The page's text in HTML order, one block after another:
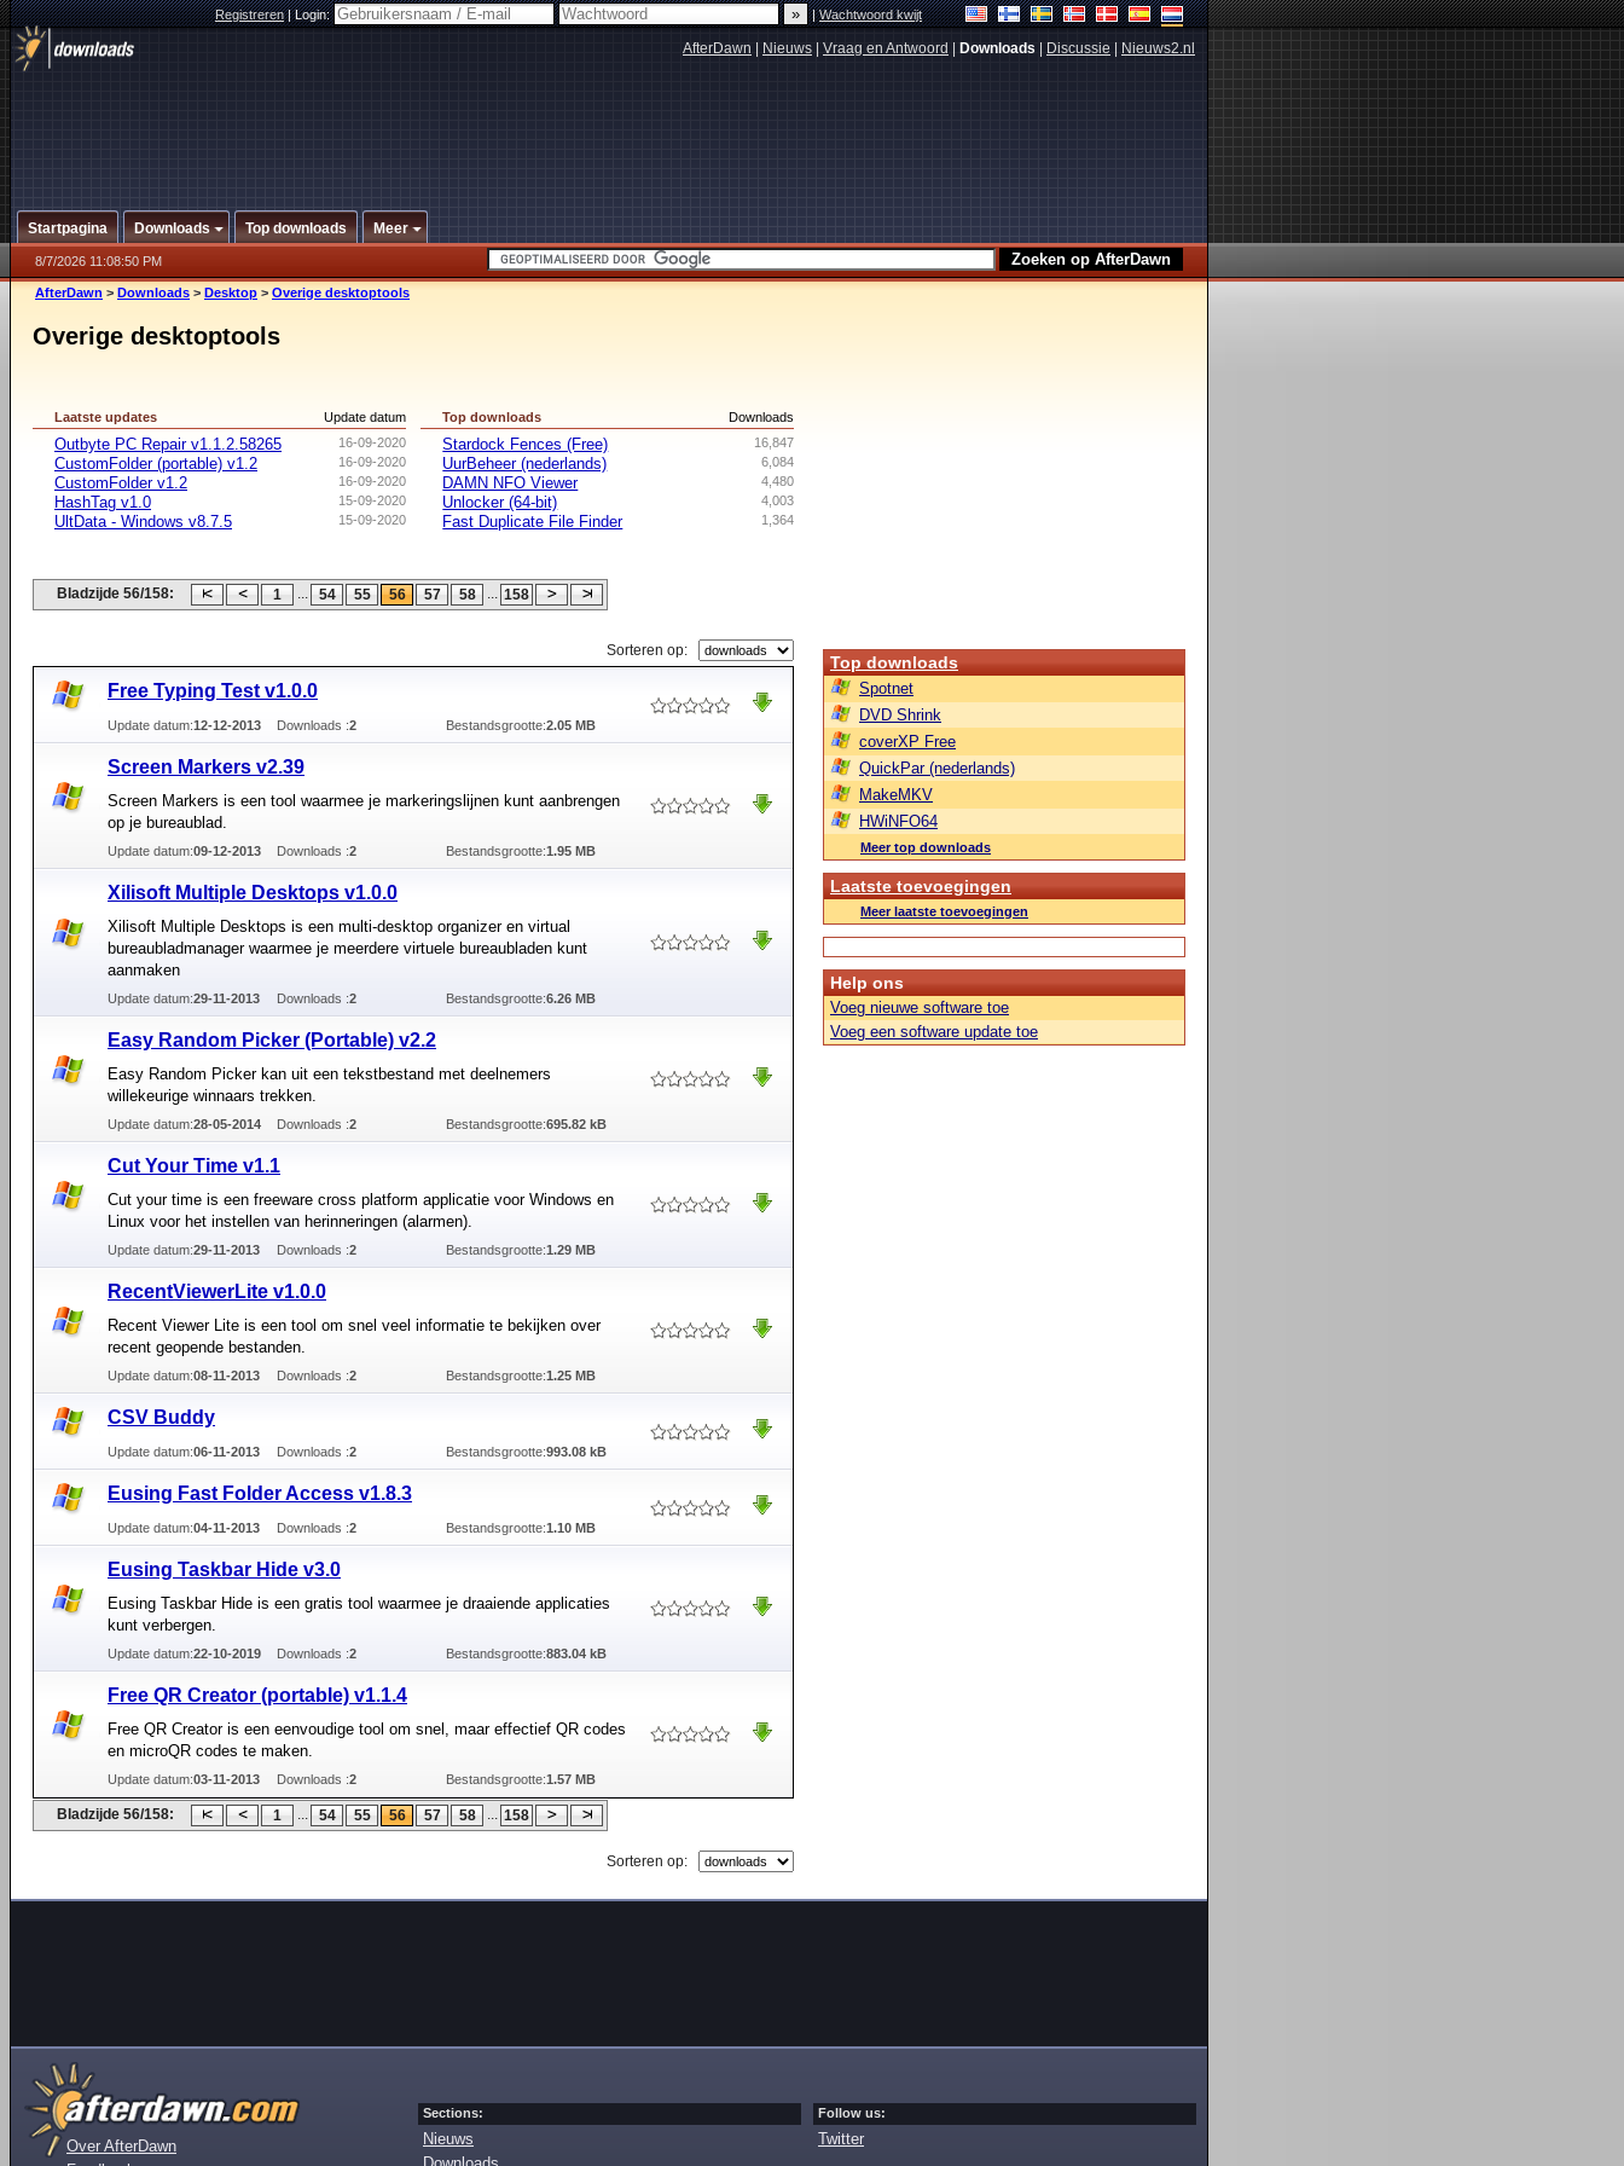
Registreren|Login: |Wachtwoord kwijt
AfterDawn Nieuws Vraag en Antwoord Downloads Discussie Nieuws2.nl
Startpagina Downloads Top downloads Meer
8/7/2026 11:08:50 PM
AfterDawn > Downloads > Desktop > Overige desktoptools
Overige desktoptools
Update datum
Laatste updates
16-09-2020
Outbyte PC Repair v1.1.2.58265
16-09-2020
CustomFolder (portable) v1.2
16-09-2020
CustomFolder v1.2
15-09-2020
HashTag v1.0
15-09-2020
UltData - Windows v8.7.5
Downloads
Top downloads
16,847
Stardock Fences (Free)
6,084
UurBeheer (nederlands)
4,480
DAMN NFO Viewer
4,003
Unlocker (64-bit)
1,364
Fast Duplicate File Finder
Bladzijde 56/158: 1 ... 54 55 56 57 58 ... 158
Sorteren op:
Free Typing Test v1.0.0
Update datum:12-12-2013 Downloads :2 Bestandsgrootte:2.05 MB
Screen Markers v2.39
Screen Markers is een tool waarmee je markeringslijnen kunt aanbrengen
op je bureaublad.
Update datum:09-12-2013 Downloads :2 Bestandsgrootte:1.95 MB
Xilisoft Multiple Desktops v1.0.0
Xilisoft Multiple Desktops is een multi-desktop organizer en virtual
bureaubladmanager waarmee je meerdere virtuele bureaubladen kunt
aanmaken
Update datum:29-11-2013 Downloads :2 Bestandsgrootte:6.26 MB
Easy Random Picker (Portable) v2.2
Easy Random Picker kan uit een tekstbestand met deelnemers
willekeurige winnaars trekken.
Update datum:28-05-2014 Downloads :2 Bestandsgrootte:695.82 kB
Cut Your Time v1.1
Cut your time is een freeware cross platform applicatie voor Windows en
Linux voor het instellen van herinneringen (alarmen).
Update datum:29-11-2013 Downloads :2 Bestandsgrootte:1.29 MB
RecentViewerLite v1.0.0
Recent Viewer Lite is een tool om snel veel informatie te bekijken over
recent geopende bestanden.
Update datum:08-11-2013 Downloads :2 Bestandsgrootte:1.25 MB
CSV Buddy
Update datum:06-11-2013 Downloads :2 Bestandsgrootte:993.08 kB
Eusing Fast Folder Access v1.8.3
Update datum:04-11-2013 Downloads :2 Bestandsgrootte:1.10 MB
Eusing Taskbar Hide v3.0
Eusing Taskbar Hide is een gratis tool waarmee je draaiende applicaties
kunt verbergen.
Update datum:22-10-2019 Downloads :2 Bestandsgrootte:883.04 kB
Free QR Creator (portable) v1.1.4
Free QR Creator is een eenvoudige tool om snel, maar effectief QR codes
en microQR codes te maken.
Update datum:03-11-2013 Downloads :2 Bestandsgrootte:1.57 MB
Bladzijde 56/158: 1 ... 54 55 56 57 58 ... 158
Sorteren op:
Top downloads
Spotnet
DVD Shrink
coverXP Free
QuickPar (nederlands)
MakeMKV
HWiNFO64
Meer top downloads
Laatste toevoegingen
Meer laatste toevoegingen
Help ons
Voeg nieuwe software toe
Voeg een software update toe
Over AfterDawn
Sections:
Nieuws
Follow us:
Twitter